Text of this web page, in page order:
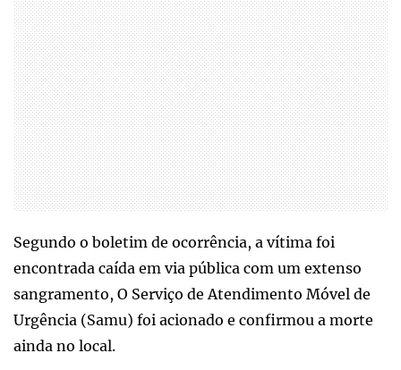
Segundo o boletim de ocorrência, a vítima foi
encontrada caída em via pública com um extenso
sangramento, O Serviço de Atendimento Móvel de
Urgência (Samu) foi acionado e confirmou a morte
ainda no local.